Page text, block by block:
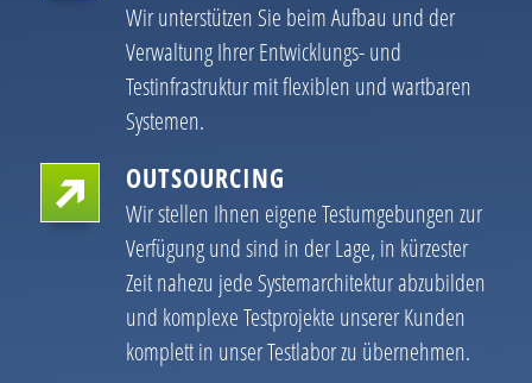
Wir unterstützen Sie beim Aufbau und der
Verwaltung Ihrer Entwicklungs- und
Testinfrastruktur mit flexiblen und wartbaren
Systemen.
OUTSOURCING
Wir stellen Ihnen eigene Testumgebungen zur
Verfügung und sind in der Lage, in kürzester
Zeit nahezu jede Systemarchitektur abzubilden
und komplexe Testprojekte unserer Kunden
komplett in unser Testlabor zu übernehmen.